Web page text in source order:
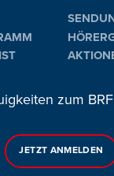
zum
JETZT ANMELDEN